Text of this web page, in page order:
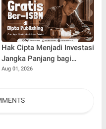
HUT ke-81 Republik
Indonesia
Hak Cipta Menjadi Investasi
Jangka Panjang bagi
Penulis Buku
Aug 01, 2026